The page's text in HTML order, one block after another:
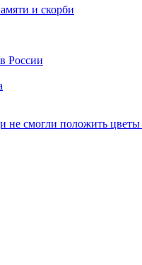
и скорби
России